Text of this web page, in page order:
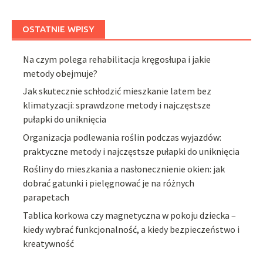
OSTATNIE WPISY
Na czym polega rehabilitacja kręgosłupa i jakie
metody obejmuje?
Jak skutecznie schłodzić mieszkanie latem bez
klimatyzacji: sprawdzone metody i najczęstsze
pułapki do uniknięcia
Organizacja podlewania roślin podczas wyjazdów:
praktyczne metody i najczęstsze pułapki do uniknięcia
Rośliny do mieszkania a nasłonecznienie okien: jak
dobrać gatunki i pielęgnować je na różnych
parapetach
Tablica korkowa czy magnetyczna w pokoju dziecka –
kiedy wybrać funkcjonalność, a kiedy bezpieczeństwo i
kreatywność